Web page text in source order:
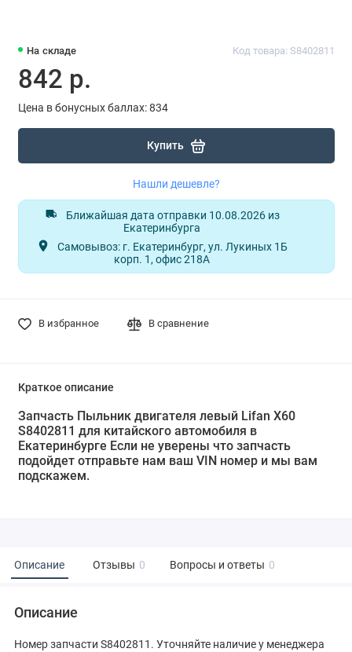
На складе Код товара: S8402811
842 р.
Цена в бонусных баллах: 834
Купить
Нашли дешевле?
Ближайшая дата отправки 10.08.2026 из
Екатеринбурга
Самовывоз: г. Екатеринбург, ул. Лукиных 1Б
корп. 1, офис 218А
В избранное В сравнение
Краткое описание
Запчасть Пыльник двигателя левый Lifan X60
S8402811 для китайского автомобиля в
Екатеринбурге Если не уверены что запчасть
подойдет отправьте нам ваш VIN номер и мы вам
подскажем.
Описание Отзывы 0 Вопросы и ответы 0
Описание
Номер запчасти S8402811. Уточняйте наличие у менеджера